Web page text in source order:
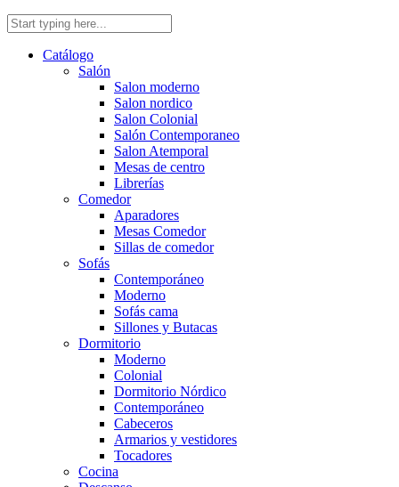
Catálogo
Salón
Salon moderno
Salon nordico
Salon Colonial
Salón Contemporaneo
Salon Atemporal
Mesas de centro
Librerías
Comedor
Aparadores
Mesas Comedor
Sillas de comedor
Sofás
Contemporáneo
Moderno
Sofás cama
Sillones y Butacas
Dormitorio
Moderno
Colonial
Dormitorio Nórdico
Contemporáneo
Cabeceros
Armarios y vestidores
Tocadores
Cocina